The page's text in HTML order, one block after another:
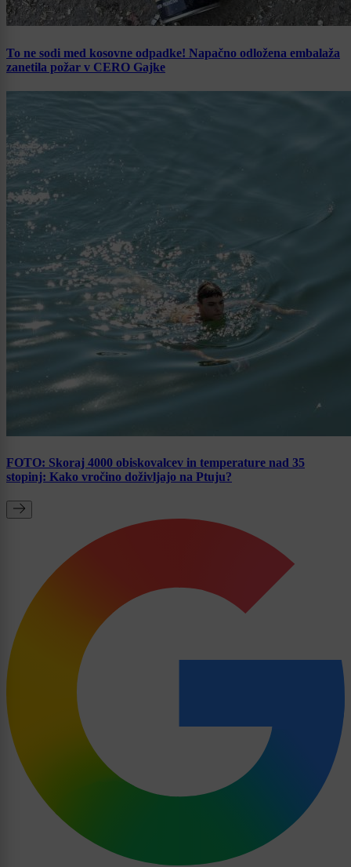
To ne sodi med kosovne odpadke! Napačno odložena embalaža
zanetila požar v CERO Gajke
FOTO: Skoraj 4000 obiskovalcev in temperature nad 35
stopinj: Kako vročino doživljajo na Ptuju?